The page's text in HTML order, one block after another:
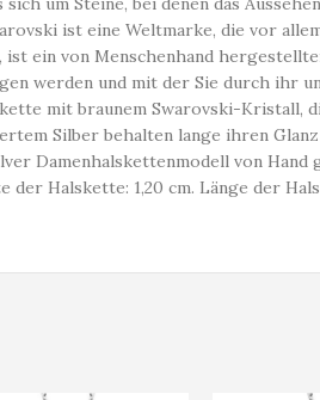
ist eine Weltmarke, die vor
ein von Menschenhand
werden und mit der Sie durch ihr
mit braunem Swarovski-
Silber behalten lange ihren
Damenhalskettenmodell von
Halskette: 1,20 cm. Länge der